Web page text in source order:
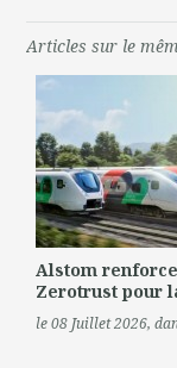
Articles sur le
Alstom
Zerotrust pour
le 08 Juillet 2026,